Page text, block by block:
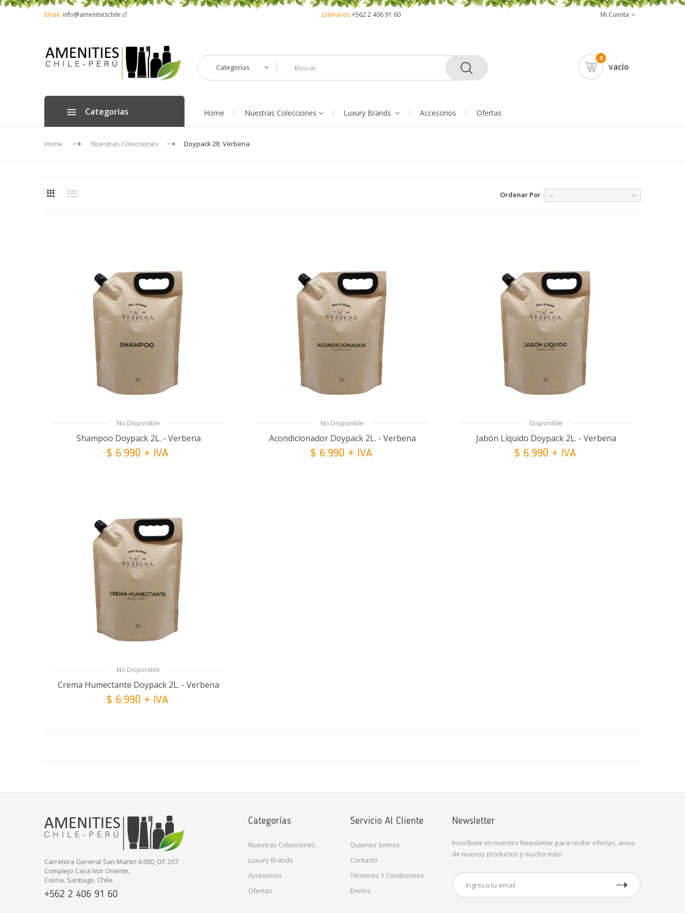
Mi Cuenta
Email: info@amenitieschile.cl Llámanos+562 2 406 91 60
Categorías
0
vacío
Categorías Home Nuestras Colecciones Luxury Brands Accesorios Ofertas
Home Nuestras Colecciones Doypack 2lt. Verbena
Ordenar Por --
No Disponible
Shampoo Doypack 2L. - Verbena
$ 6.990 + IVA
No Disponible
Acondicionador Doypack 2L. - Verbena
$ 6.990 + IVA
Disponible
Jabón Líquido Doypack 2L. - Verbena
$ 6.990 + IVA
No Disponible
Crema Humectante Doypack 2L. - Verbena
$ 6.990 + IVA
Carretera General San Martin 6.000, Of. 207
Complejo Casa Nor Oriente,
Colina, Santiago. Chile.
+562 2 406 91 60
Categorías
Nuestras Colecciones
Luxury Brands
Accesorios
Ofertas
Servicio Al Cliente
Quienes Somos
Contacto
Términos Y Condiciones
Envíos
Newsletter
Inscríbete en nuestro Newsletter para recibir ofertas, aviso
de nuevos productos y mucho más!